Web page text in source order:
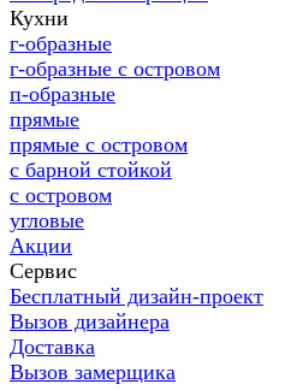
Кухни
г-образные
г-образные с островом
п-образные
прямые
прямые с островом
с барной стойкой
с островом
угловые
Акции
Сервис
Бесплатный дизайн-проект
Вызов дизайнера
Доставка
Вызов замерщика